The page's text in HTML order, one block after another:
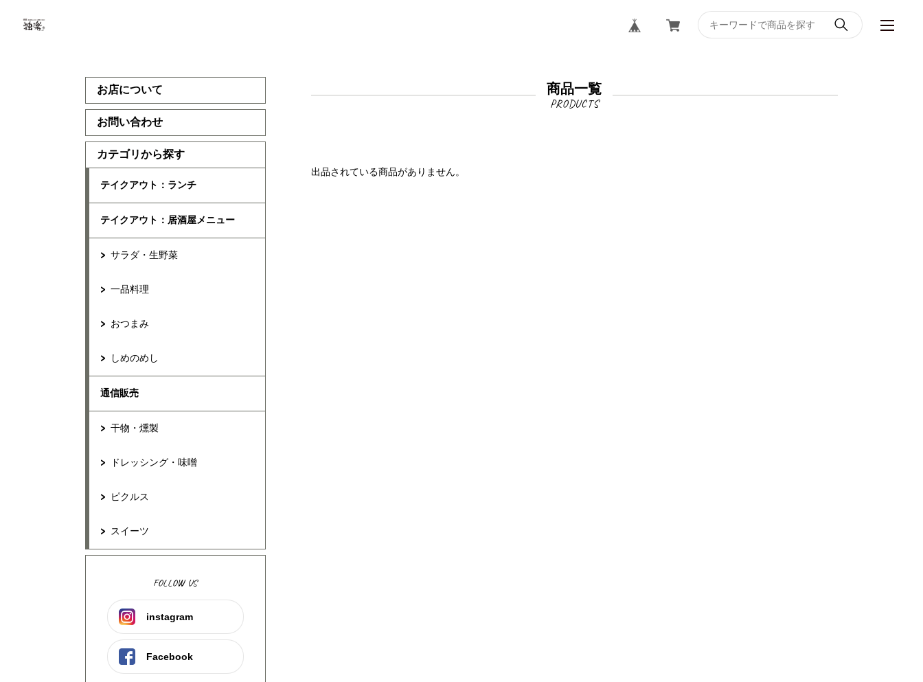
お店について
お問い合わせ
カテゴリから探す
テイクアウト：ランチ
テイクアウト：居酒屋メニュー
サラダ・生野菜
一品料理
おつまみ
しめのめし
通信販売
干物・燻製
ドレッシング・味噌
ピクルス
スイーツ
FOLLOW US
instagram
Facebook
商品一覧
出品されている商品がありません。